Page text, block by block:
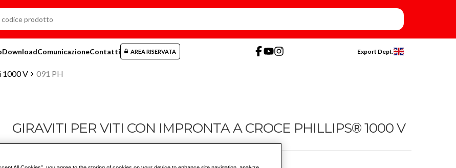
1000 V 091 PH
DownloadComunicazioneContatti AREA RISERVATA Export Dept.
GIRAVITI PER VITI CON IMPRONTA A CROCE PHILLIPS® 1000 V
091 PH